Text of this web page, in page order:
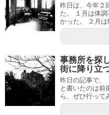
昨日は、今年２
た。 １月は体
かった。 ２月
事務所を探
街に降り立
昨日の記事で、
と書いたのは前
ら、ぜひ行って